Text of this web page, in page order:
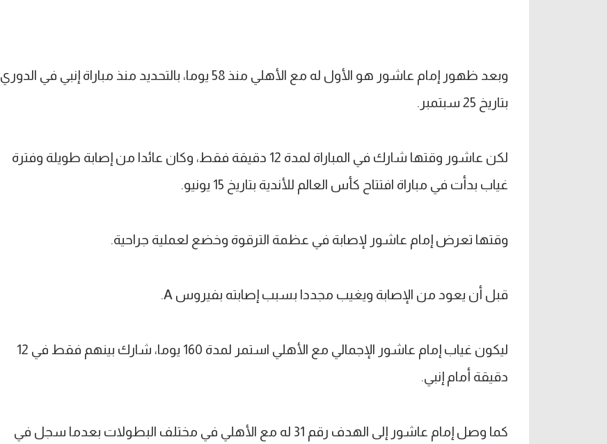
وبعد ظهور إمام عاشور هو الأول له مع الأهلي منذ 58 يوما، بالتحديد منذ مباراة إنبي في الدوري
بتاريخ 25 سبتمبر.
لكن عاشور وقتها شارك في المباراة لمدة 12 دقيقة فقط، وكان عائدا من إصابة طويلة وفترة
غياب بدأت في مباراة افتتاح كأس العالم للأندية بتاريخ 15 يونيو.
وقتها تعرض إمام عاشور لإصابة في عظمة الترقوة وخضع لعملية جراحية.
قبل أن يعود من الإصابة ويغيب مجددا بسبب إصابته بفيروس A.
ليكون غياب إمام عاشور الإجمالي مع الأهلي استمر لمدة 160 يوما، شارك بينهم فقط في 12
دقيقة أمام إنبي.
كما وصل إمام عاشور إلى الهدف رقم 31 له مع الأهلي في مختلف البطولات بعدما سجل في